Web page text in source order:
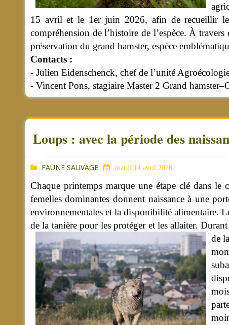
15 avril et le 1er juin 2026, afin de recueillir
compréhension de l’histoire de l’espèce. À
préservation du grand hamster, espèce
Contacts :
- Julien Eidenschenck, chef de l’unité
- Vincent Pons, stagiaire Master 2 Grand
Loups : avec la période des
FAUNE SAUVAGE mardi 14 avril 2026
Chaque printemps marque une étape clé dans
femelles dominantes donnent naissance à une
environnementales et la disponibilité alimentaire.
de la tanière pour les protéger et les allaiter.
de